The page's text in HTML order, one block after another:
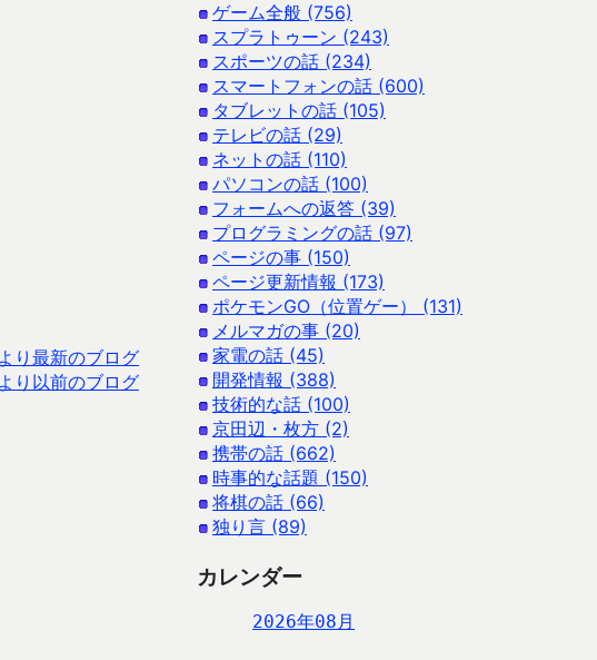
より最新のブログ
より以前のブログ
ゲーム全般 (756)
スプラトゥーン (243)
スポーツの話 (234)
スマートフォンの話 (600)
タブレットの話 (105)
テレビの話 (29)
ネットの話 (110)
パソコンの話 (100)
フォームへの返答 (39)
プログラミングの話 (97)
ページの事 (150)
ページ更新情報 (173)
ポケモンGO（位置ゲー） (131)
メルマガの事 (20)
家電の話 (45)
開発情報 (388)
技術的な話 (100)
京田辺・枚方 (2)
携帯の話 (662)
時事的な話題 (150)
将棋の話 (66)
独り言 (89)
カレンダー
2026年08月